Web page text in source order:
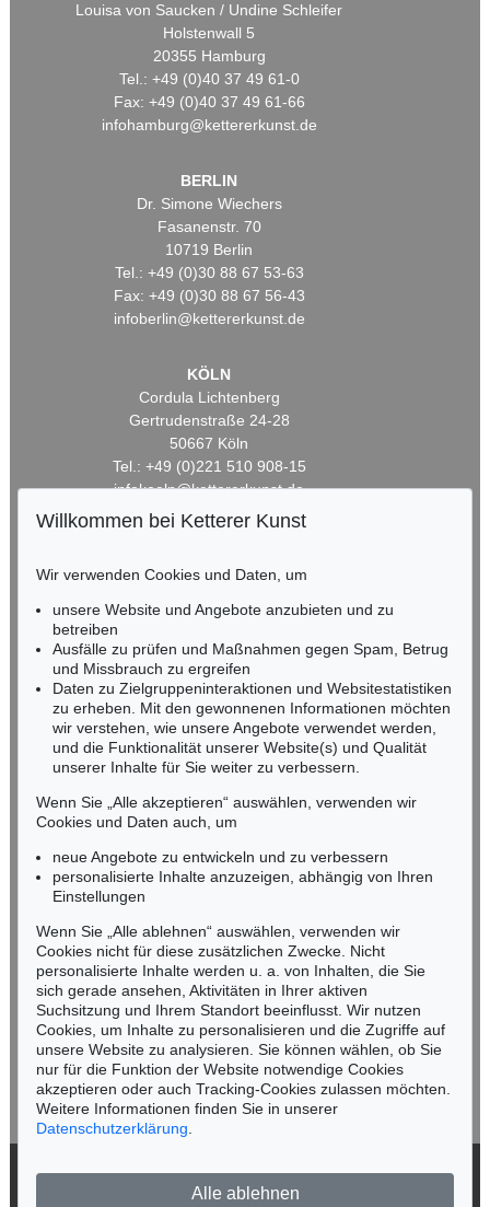
Louisa von Saucken / Undine Schleifer
Holstenwall 5
20355 Hamburg
Tel.: +49 (0)40 37 49 61-0
Fax: +49 (0)40 37 49 61-66
infohamburg@kettererkunst.de
BERLIN
Dr. Simone Wiechers
Fasanenstr. 70
10719 Berlin
Tel.: +49 (0)30 88 67 53-63
Fax: +49 (0)30 88 67 56-43
infoberlin@kettererkunst.de
KÖLN
Cordula Lichtenberg
Gertrudenstraße 24-28
50667 Köln
Tel.: +49 (0)221 510 908-15
infokoeln@kettererkunst.de
HESSEN
Miriam Heß
Tel.: +49 (0)62 21 58 80-038
Fax: +49 (0)62 21 58 80-595
infoheidelberg@kettererkunst.de
NORDDEUTSCHLAND
Nico Kassel, M.A.
Mobil: +49 (0)171 8618661
n.kassel@kettererkunst.de
Keine Auktion mehr verpassen!
Wir informieren Sie rechtzeitig.
Jetzt zum Newsletter anmelden >
Willkommen bei Ketterer Kunst
Wir verwenden Cookies und Daten, um
unsere Website und Angebote anzubieten und zu
betreiben
Ausfälle zu prüfen und Maßnahmen gegen Spam, Betrug
und Missbrauch zu ergreifen
Daten zu Zielgruppeninteraktionen und Websitestatistiken
zu erheben. Mit den gewonnenen Informationen möchten
wir verstehen, wie unsere Angebote verwendet werden,
und die Funktionalität unserer Website(s) und Qualität
unserer Inhalte für Sie weiter zu verbessern.
Wenn Sie „Alle akzeptieren“ auswählen, verwenden wir
Cookies und Daten auch, um
neue Angebote zu entwickeln und zu verbessern
personalisierte Inhalte anzuzeigen, abhängig von Ihren
Einstellungen
Wenn Sie „Alle ablehnen“ auswählen, verwenden wir
Cookies nicht für diese zusätzlichen Zwecke. Nicht
personalisierte Inhalte werden u. a. von Inhalten, die Sie
sich gerade ansehen, Aktivitäten in Ihrer aktiven
Suchsitzung und Ihrem Standort beeinflusst. Wir nutzen
Cookies, um Inhalte zu personalisieren und die Zugriffe auf
unsere Website zu analysieren. Sie können wählen, ob Sie
nur für die Funktion der Website notwendige Cookies
akzeptieren oder auch Tracking-Cookies zulassen möchten.
Weitere Informationen finden Sie in unserer
Datenschutzerklärung
Alle ablehnen